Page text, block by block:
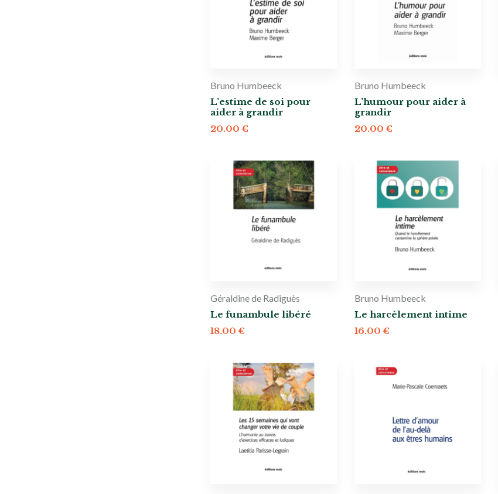
Bruno Humbeeck
L’estime de soi pour
aider à grandir
20.00 €
Bruno Humbeeck
L’humour pour aider à
grandir
20.00 €
Géraldine de Radiguès
Le funambule libéré
18.00 €
Bruno Humbeeck
Le harcèlement intime
16.00 €